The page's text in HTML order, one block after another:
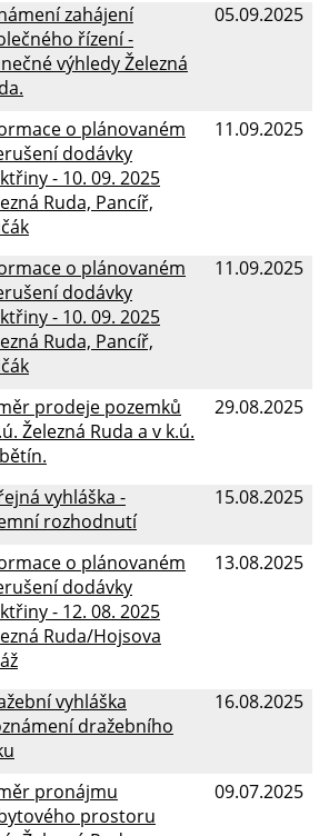
05.09.2025
zahájení
řízení -
výhledy Železná
11.09.2025
o plánovaném
dodávky
- 10. 09. 2025
Ruda, Pancíř,
11.09.2025
o plánovaném
dodávky
- 10. 09. 2025
Ruda, Pancíř,
29.08.2025
prodeje pozemků
Železná Ruda a v k.ú.
15.08.2025
vyhláška -
rozhodnutí
13.08.2025
o plánovaném
dodávky
- 12. 08. 2025
Ruda/Hojsova
16.08.2025
vyhláška
dražebního
09.07.2025
pronájmu
prostoru